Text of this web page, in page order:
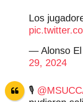
Los
— Alonso El
29, 2024
🎙️